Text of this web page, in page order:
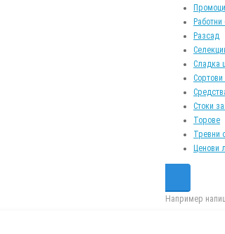
Разсад
Сладка
Стоки
Торове
Тревни
Ценови
Например